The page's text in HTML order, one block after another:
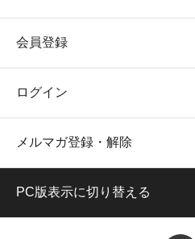
会員登録
ログイン
メルマガ登録・解除
PC版表示に切り替える